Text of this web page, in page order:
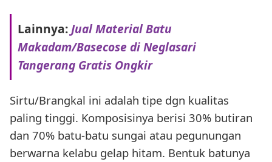
Lainnya:Jual Material Batu
Makadam/Basecose di Neglasari
Tangerang Gratis Ongkir
Sirtu/Brangkal ini adalah tipe dgn kualitas
paling tinggi. Komposisinya berisi 30% butiran
dan 70% batu-batu sungai atau pegunungan
berwarna kelabu gelap hitam. Bentuk batunya